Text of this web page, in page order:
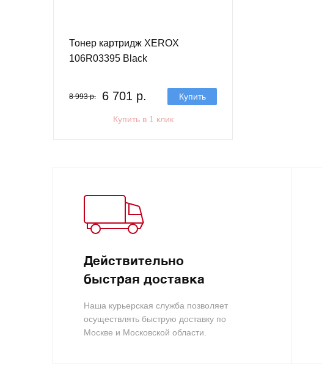
Тонер картридж XEROX
106R03395 Black
8 993 р. 6 701 р. Купить
Купить в 1 клик
Действительно
быстрая доставка
Наша курьерская служба позволяет
осуществлять быструю доставку по
Москве и Московской области.